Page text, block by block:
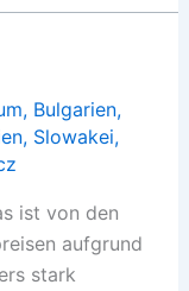
, Bulgarien,
, Slowakei,
ist von den
aufgrund
stark